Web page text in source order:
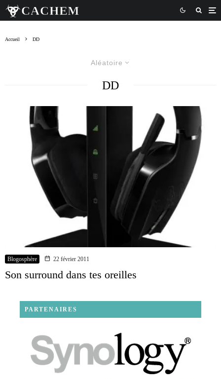
Accueil DD
Aléatoire
DD
Blogosphère 22 février 2011
Son surround dans tes oreilles
PARTENAIRES